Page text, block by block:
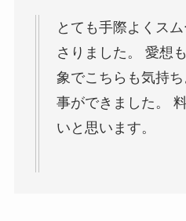
とても手際よくス
さりました。 愛想
象でこちらも気持
事ができました。
いと思います。